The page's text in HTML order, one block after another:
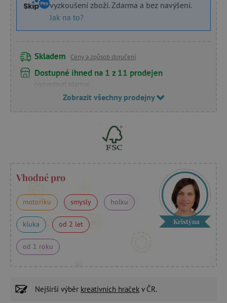
vyzkoušení zboží. Zdarma a bez navýšení.
Jak na to?
Skladem Ceny a způsob doručení
Dostupné ihned na 1 z 11 prodejen
(vyzvednutí zdarma)
Zobrazit všechny prodejny
Vhodné pro
motoriku smysly holku
kluka od 2 let
od 1 roku
Kristýna
Nejširší výběr kreativních hraček v ČR.